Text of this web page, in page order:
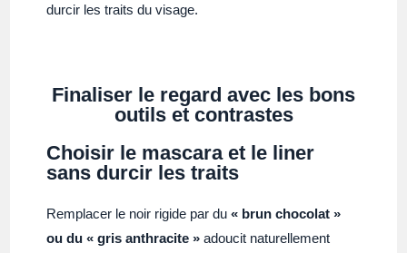
durcir les traits du visage.
Finaliser le regard avec les bons
outils et contrastes
Choisir le mascara et le liner
sans durcir les traits
Remplacer le noir rigide par du« brun chocolat »
ou du « gris anthracite » adoucit naturellement